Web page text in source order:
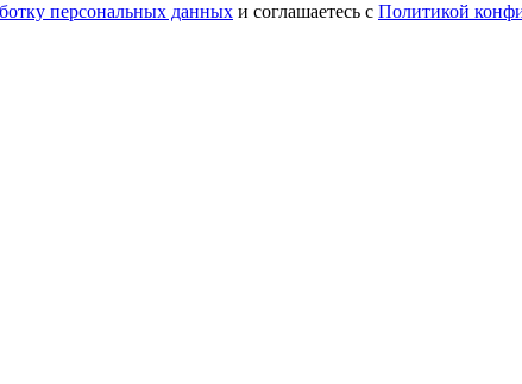
персональных данных и соглашаетесь с Политикой